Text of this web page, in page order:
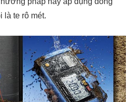
là te rô mét.